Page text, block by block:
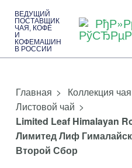
ВЕДУЩИЙ
ПОСТАВЩИК
ЧАЯ, КОФЕ
И
КОФЕМАШИН
В РОССИИ
> Коллекция чая
Листовой чай >
Limited Leaf Himalayan
Лимитед Лиф
Второй Сбор